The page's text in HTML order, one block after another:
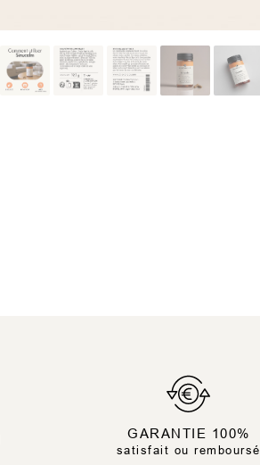
GARANTIE 100%
satisfait ou remboursé